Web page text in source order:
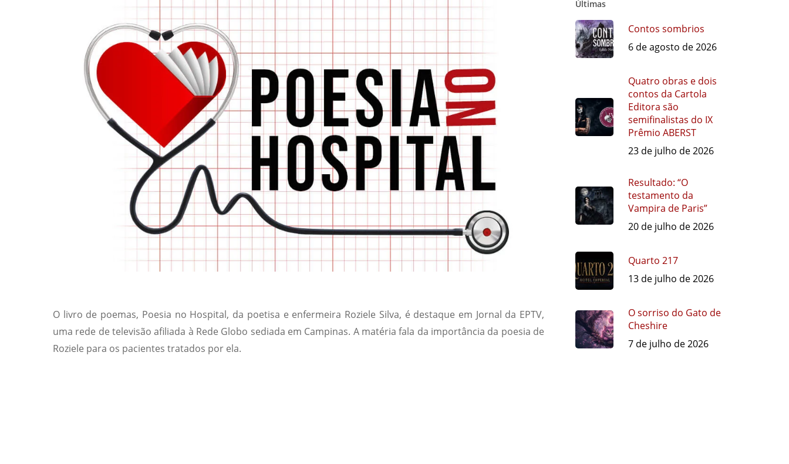
O livro de poemas, Poesia no Hospital, da poetisa e enfermeira Roziele Silva, é destaque em Jornal da EPTV,
uma rede de televisão afiliada à Rede Globo sediada em Campinas. A matéria fala da importância da poesia de
Roziele para os pacientes tratados por ela.
Últimas
Contos sombrios
6 de agosto de 2026
Quatro obras e dois
contos da Cartola
Editora são
semifinalistas do IX
Prêmio ABERST
23 de julho de 2026
Resultado: “O
testamento da
Vampira de Paris”
20 de julho de 2026
Quarto 217
13 de julho de 2026
O sorriso do Gato de
Cheshire
7 de julho de 2026